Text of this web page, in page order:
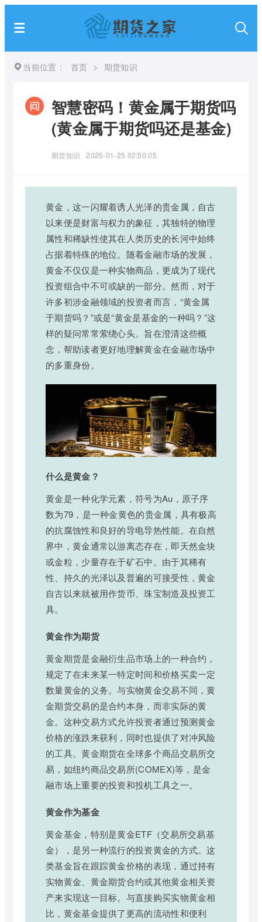
当前位置： 首页 > 期货知识
智慧密码！黄金属于期货吗
(黄金属于期货吗还是基金)
期货知识 2025-01-25 02:50:05
黄金，这一闪耀着诱人光泽的贵金属，自古
以来便是财富与权力的象征，其独特的物理
属性和稀缺性使其在人类历史的长河中始终
占据着特殊的地位。随着金融市场的发展，
黄金不仅仅是一种实物商品，更成为了现代
投资组合中不可或缺的一部分。然而，对于
许多初涉金融领域的投资者而言，“黄金属
于期货吗？”或是“黄金是基金的一种吗？”这
样的疑问常常萦绕心头。旨在澄清这些概
念，帮助读者更好地理解黄金在金融市场中
的多重身份。
什么是黄金？
黄金是一种化学元素，符号为Au，原子序
数为79，是一种金黄色的贵金属，具有极高
的抗腐蚀性和良好的导电导热性能。在自然
界中，黄金通常以游离态存在，即天然金块
或金粒，少量存在于矿石中。由于其稀有
性、持久的光泽以及普遍的可接受性，黄金
自古以来就被用作货币、珠宝制造及投资工
具。
黄金作为期货
黄金期货是金融衍生品市场上的一种合约，
规定了在未来某一特定时间和价格买卖一定
数量黄金的义务。与实物黄金交易不同，黄
金期货交易的是合约本身，而非实际的黄
金。这种交易方式允许投资者通过预测黄金
价格的涨跌来获利，同时也提供了对冲风险
的工具。黄金期货在全球多个商品交易所交
易，如纽约商品交易所(COMEX)等，是金
融市场上重要的投资和投机工具之一。
黄金作为基金
黄金基金，特别是黄金ETF（交易所交易基
金），是另一种流行的投资黄金的方式。这
类基金旨在跟踪黄金价格的表现，通过持有
实物黄金、黄金期货合约或其他黄金相关资
产来实现这一目标。与直接购买实物黄金相
比，黄金基金提供了更高的流动性和便利